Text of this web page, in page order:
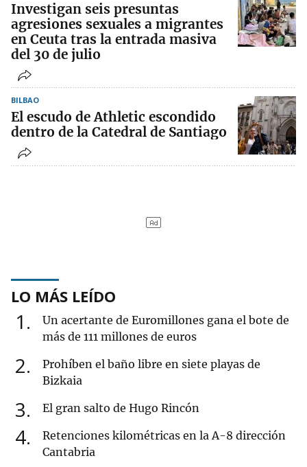
Investigan seis presuntas
agresiones sexuales a migrantes
en Ceuta tras la entrada masiva
del 30 de julio
BILBAO
El escudo de Athletic escondido
dentro de la Catedral de Santiago
LO MÁS LEÍDO
1
Un acertante de Euromillones gana el bote de
más de 111 millones de euros
2
Prohíben el baño libre en siete playas de
Bizkaia
3 El gran salto de Hugo Rincón
4
Retenciones kilométricas en la A-8 dirección
Cantabria